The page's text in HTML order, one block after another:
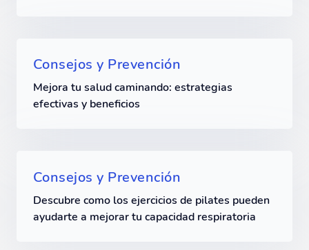
Consejos y Prevención
Mejora tu salud caminando: estrategias
efectivas y beneficios
Consejos y Prevención
Descubre como los ejercicios de pilates pueden
ayudarte a mejorar tu capacidad respiratoria